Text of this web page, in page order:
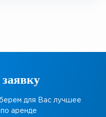
для Вас лучшее
аренде